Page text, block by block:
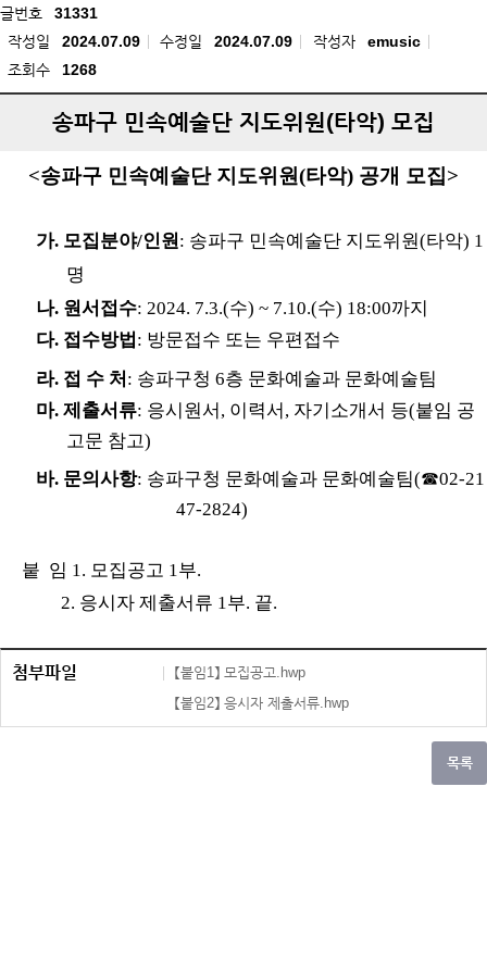
글번호
31331
작성일
2024.07.09 수정일 2024.07.09 작성자
emusic
조회수
1268
송파구 민속예술단 지도위원(타악) 모집
<송파구 민속예술단 지도위원(타악) 공개 모집>
가. 모집분야/인원 : 송파구 민속예술단 지도위원(타악) 1
명
나. 원서접수: 2024. 7.3.(수) ~ 7.10.(수) 18:00까지
다. 접수방법 : 방문접수 또는 우편접수
라. 접 수 처 : 송파구청 6층 문화예술과 문화예술팀
마. 제출서류: 응시원서, 이력서, 자기소개서 등(붙임 공
고문 참고)
바. 문의사항: 송파구청 문화예술과 문화예술팀(☎02-21
47-2824)
붙 임 1. 모집공고 1부.
2. 응시자 제출서류 1부. 끝.
첨부파일
【붙임1】 모집공고.hwp
【붙임2】 응시자 제출서류.hwp